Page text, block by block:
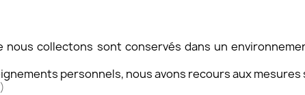
nous collectons sont conservés dans un
personnels, nous avons recours aux mesures